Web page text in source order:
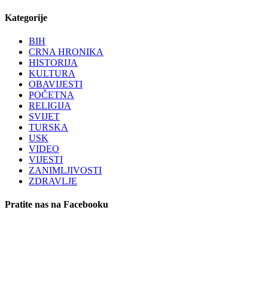
Kategorije
BIH
CRNA HRONIKA
HISTORIJA
KULTURA
OBAVIJESTI
POČETNA
RELIGIJA
SVIJET
TURSKA
USK
VIDEO
VIJESTI
ZANIMLJIVOSTI
ZDRAVLJE
Pratite nas na Facebooku